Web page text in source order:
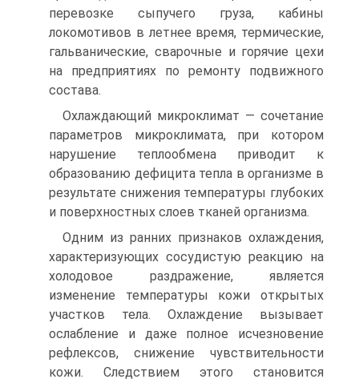
перевозке сыпучего груза, кабины
локомотивов в летнее время, термические,
гальванические, сварочные и горячие цехи
на предприятиях по ремонту подвижного
состава.
Охлаждающий микроклимат — сочетание
параметров микроклимата, при котором
нарушение теплообмена приводит к
образованию дефицита тепла в организме в
результате снижения температуры глубоких
и поверхностных слоев тканей организма.
Одним из ранних признаков охлаждения,
характеризующих сосудистую реакцию на
холодовое раздражение, является
изменение температуры кожи открытых
участков тела. Охлаждение вызывает
ослабление и даже полное исчезновение
рефлексов, снижение чувствительности
кожи. Следствием этого становится